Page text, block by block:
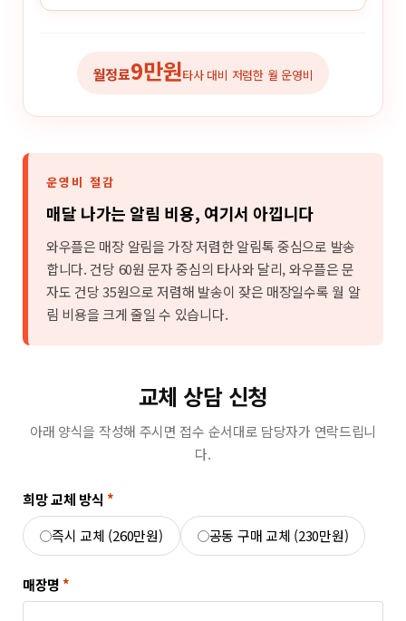
월정료9만원타사 대비 저렴한 월 운영비
운영비 절감
매달 나가는 알림 비용, 여기서 아낍니다
와우플은 매장 알림을 가장 저렴한 알림톡 중심으로 발송
합니다.건당 60원 문자 중심의 타사와 달리, 와우플은 문
자도 건당 35원으로 저렴해 발송이 잦은 매장일수록 월 알
림 비용을 크게 줄일 수 있습니다.
교체 상담 신청
아래 양식을 작성해 주시면 접수 순서대로 담당자가 연락드립니
다.
희망 교체 방식 *
즉시 교체 (260만원)
공동 구매 교체 (230만원)
매장명*